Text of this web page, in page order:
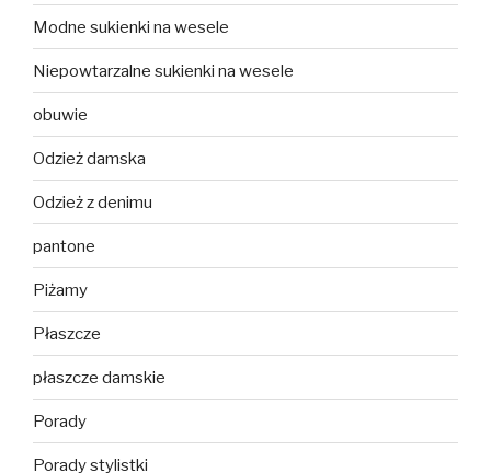
Modne sukienki na wesele
Niepowtarzalne sukienki na wesele
obuwie
Odzież damska
Odzież z denimu
pantone
Piżamy
Płaszcze
płaszcze damskie
Porady
Porady stylistki